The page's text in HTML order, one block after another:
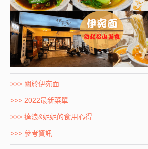
>>> 關於伊宛面
>>> 2022最新菜單
>>> 達浪&妮妮的食用心得
>>> 參考資訊